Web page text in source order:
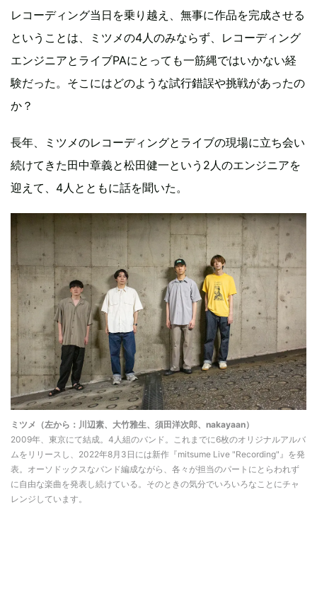
レコーディング当日を乗り越え、無事に作品を完成させる
ということは、ミツメの4人のみならず、レコーディング
エンジニアとライブPAにとっても一筋縄ではいかない経
験だった。そこにはどのような試行錯誤や挑戦があったの
か？
長年、ミツメのレコーディングとライブの現場に立ち会い
続けてきた田中章義と松田健一という2人のエンジニアを
迎えて、4人とともに話を聞いた。
ミツメ（左から：川辺素、大竹雅生、須田洋次郎、nakayaan）
2009年、東京にて結成。4人組のバンド。これまでに6枚のオリジナルアルバ
ムをリリースし、2022年8月3日には新作『mitsume Live "Recording"』を発
表。オーソドックスなバンド編成ながら、各々が担当のパートにとらわれず
に自由な楽曲を発表し続けている。そのときの気分でいろいろなことにチャ
レンジしています。